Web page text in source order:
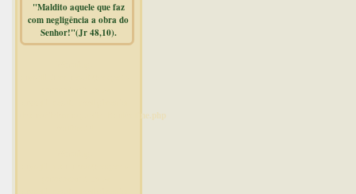
"Maldito aquele que faz
com negligência a obra do
Senhor!"(Jr 48,10).
/home/dicionar/public_html/online.php